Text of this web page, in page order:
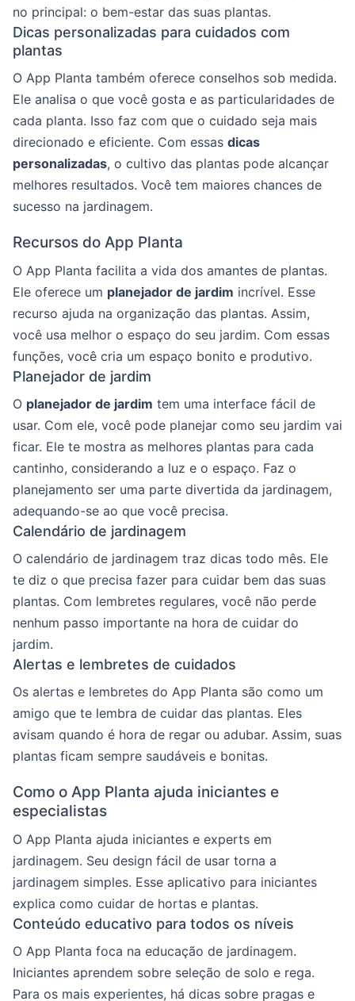
no principal: o bem-estar das suas plantas.
Dicas personalizadas para cuidados com
plantas
O App Planta também oferece conselhos sob medida.
Ele analisa o que você gosta e as particularidades de
cada planta. Isso faz com que o cuidado seja mais
direcionado e eficiente. Com essas dicas
personalizadas, o cultivo das plantas pode alcançar
melhores resultados. Você tem maiores chances de
sucesso na jardinagem.
Recursos do App Planta
O App Planta facilita a vida dos amantes de plantas.
Ele oferece um planejador de jardim incrível. Esse
recurso ajuda na organização das plantas. Assim,
você usa melhor o espaço do seu jardim. Com essas
funções, você cria um espaço bonito e produtivo.
Planejador de jardim
O planejador de jardim tem uma interface fácil de
usar. Com ele, você pode planejar como seu jardim vai
ficar. Ele te mostra as melhores plantas para cada
cantinho, considerando a luz e o espaço. Faz o
planejamento ser uma parte divertida da jardinagem,
adequando-se ao que você precisa.
Calendário de jardinagem
O calendário de jardinagem traz dicas todo mês. Ele
te diz o que precisa fazer para cuidar bem das suas
plantas. Com lembretes regulares, você não perde
nenhum passo importante na hora de cuidar do
jardim.
Alertas e lembretes de cuidados
Os alertas e lembretes do App Planta são como um
amigo que te lembra de cuidar das plantas. Eles
avisam quando é hora de regar ou adubar. Assim, suas
plantas ficam sempre saudáveis e bonitas.
Como o App Planta ajuda iniciantes e
especialistas
O App Planta ajuda iniciantes e experts em
jardinagem. Seu design fácil de usar torna a
jardinagem simples. Esse aplicativo para iniciantes
explica como cuidar de hortas e plantas.
Conteúdo educativo para todos os níveis
O App Planta foca na educação de jardinagem.
Iniciantes aprendem sobre seleção de solo e rega.
Para os mais experientes, há dicas sobre pragas e